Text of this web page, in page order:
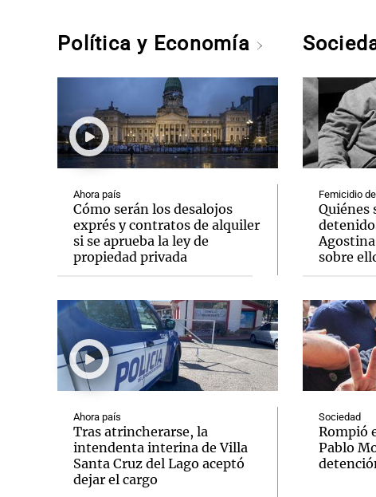
Política y Economía
Ahora país
Cómo serán los desalojos
exprés y contratos de alquiler
si se aprueba la ley de
propiedad privada
Ahora país
Tras atrincherarse, la
intendenta interina de Villa
Santa Cruz del Lago aceptó
dejar el cargo
Femicidio
Quiénes
sobre
Sociedad
Rompió
Pablo
Notas